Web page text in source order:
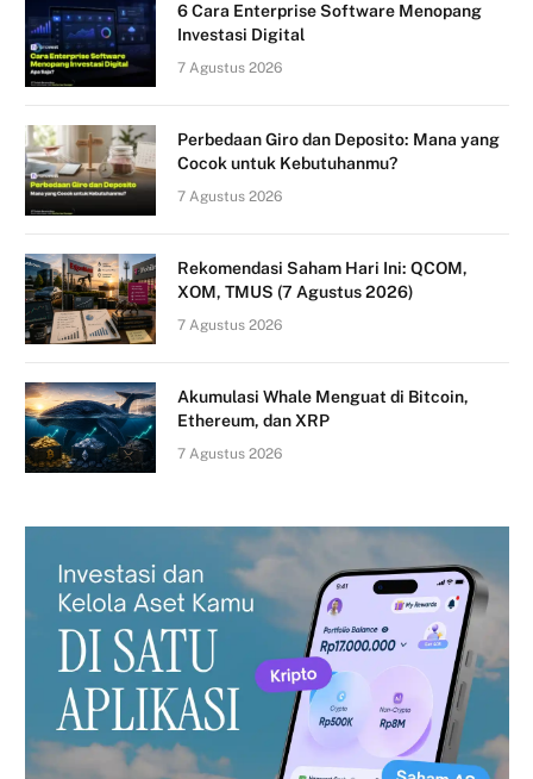
6 Cara Enterprise Software Menopang
Investasi Digital
7 Agustus 2026
Perbedaan Giro dan Deposito: Mana yang
Cocok untuk Kebutuhanmu?
7 Agustus 2026
Rekomendasi Saham Hari Ini: QCOM,
XOM, TMUS (7 Agustus 2026)
7 Agustus 2026
Akumulasi Whale Menguat di Bitcoin,
Ethereum, dan XRP
7 Agustus 2026